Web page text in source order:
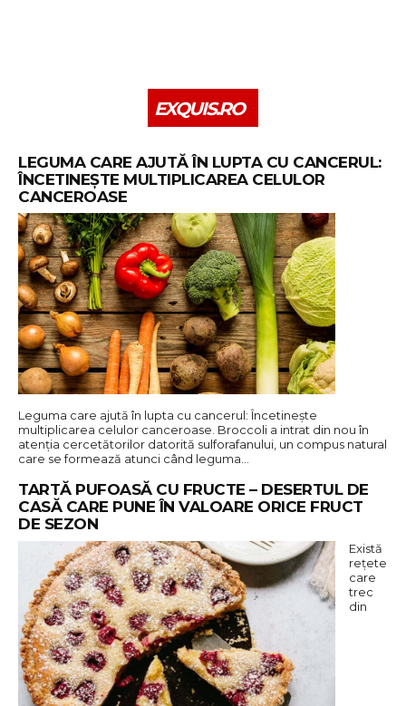
EXQUIS.RO
LEGUMA CARE AJUTĂ ÎN LUPTA CU CANCERUL:
ÎNCETINEȘTE MULTIPLICAREA CELULOR
CANCEROASE
Leguma care ajută în lupta cu cancerul: Încetinește
multiplicarea celulor canceroase. Broccoli a intrat din nou în
atenția cercetătorilor datorită sulforafanului, un compus natural
care se formează atunci când leguma…
TARTĂ PUFOASĂ CU FRUCTE – DESERTUL DE
CASĂ CARE PUNE ÎN VALOARE ORICE FRUCT
DE SEZON
Există
rețete
care
trec
din